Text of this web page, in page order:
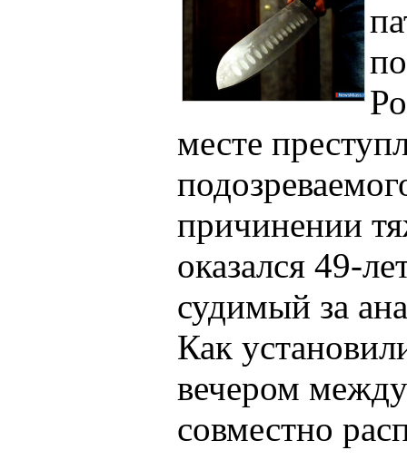
месте
причинении
оказался 49-
судимый за
Как
вечером
совместно